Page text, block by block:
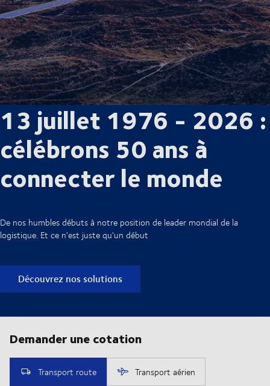
13 juillet 1976 - 2026 :
célébrons 50 ans à
connecter le monde
De nos humbles débuts à notre position de leader mondial de la
logistique. Et ce n'est juste qu'un début
Découvrez nos solutions